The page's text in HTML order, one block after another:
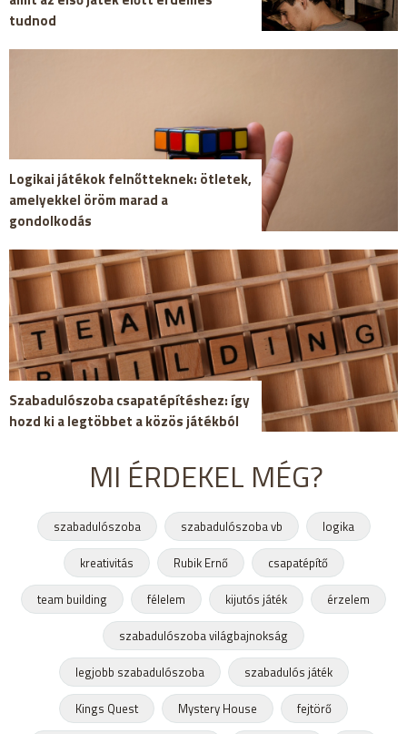
tudnod
Logikai játékok felnőtteknek: ötletek,
amelyekkel öröm marad a
gondolkodás
Szabadulószoba csapatépítéshez: így
hozd ki a legtöbbet a közös játékból
MI ÉRDEKEL MÉG?
szabadulószoba szabadulószoba vb
logika
kreativitás
Rubik Ernő
csapatépítő
team building
félelem kijutós játék
érzelem
szabadulószoba világbajnokság
legjobb szabadulószoba
szabadulós játék
Kings Quest
Mystery House
fejtörő